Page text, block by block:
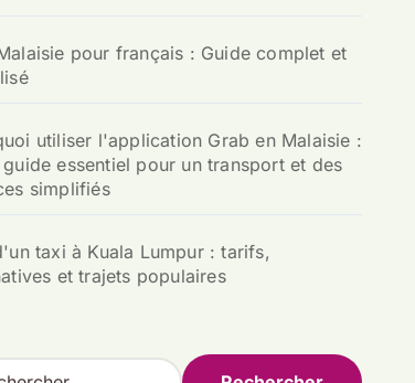
pour français : Guide complet et
utiliser l'application Grab en Malaisie :
essentiel pour un transport et des
simplifiés
taxi à Kuala Lumpur : tarifs,
et trajets populaires